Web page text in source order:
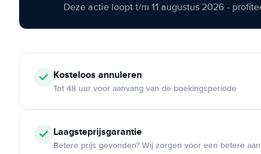
Deze actie loopt t/m 11 augustus 2026 -
Kosteloos annuleren
Tot 48 uur voor aanvang van de boekingsperiode
Laagsteprijsgarantie
Betere prijs gevonden? Wij zorgen voor een betere